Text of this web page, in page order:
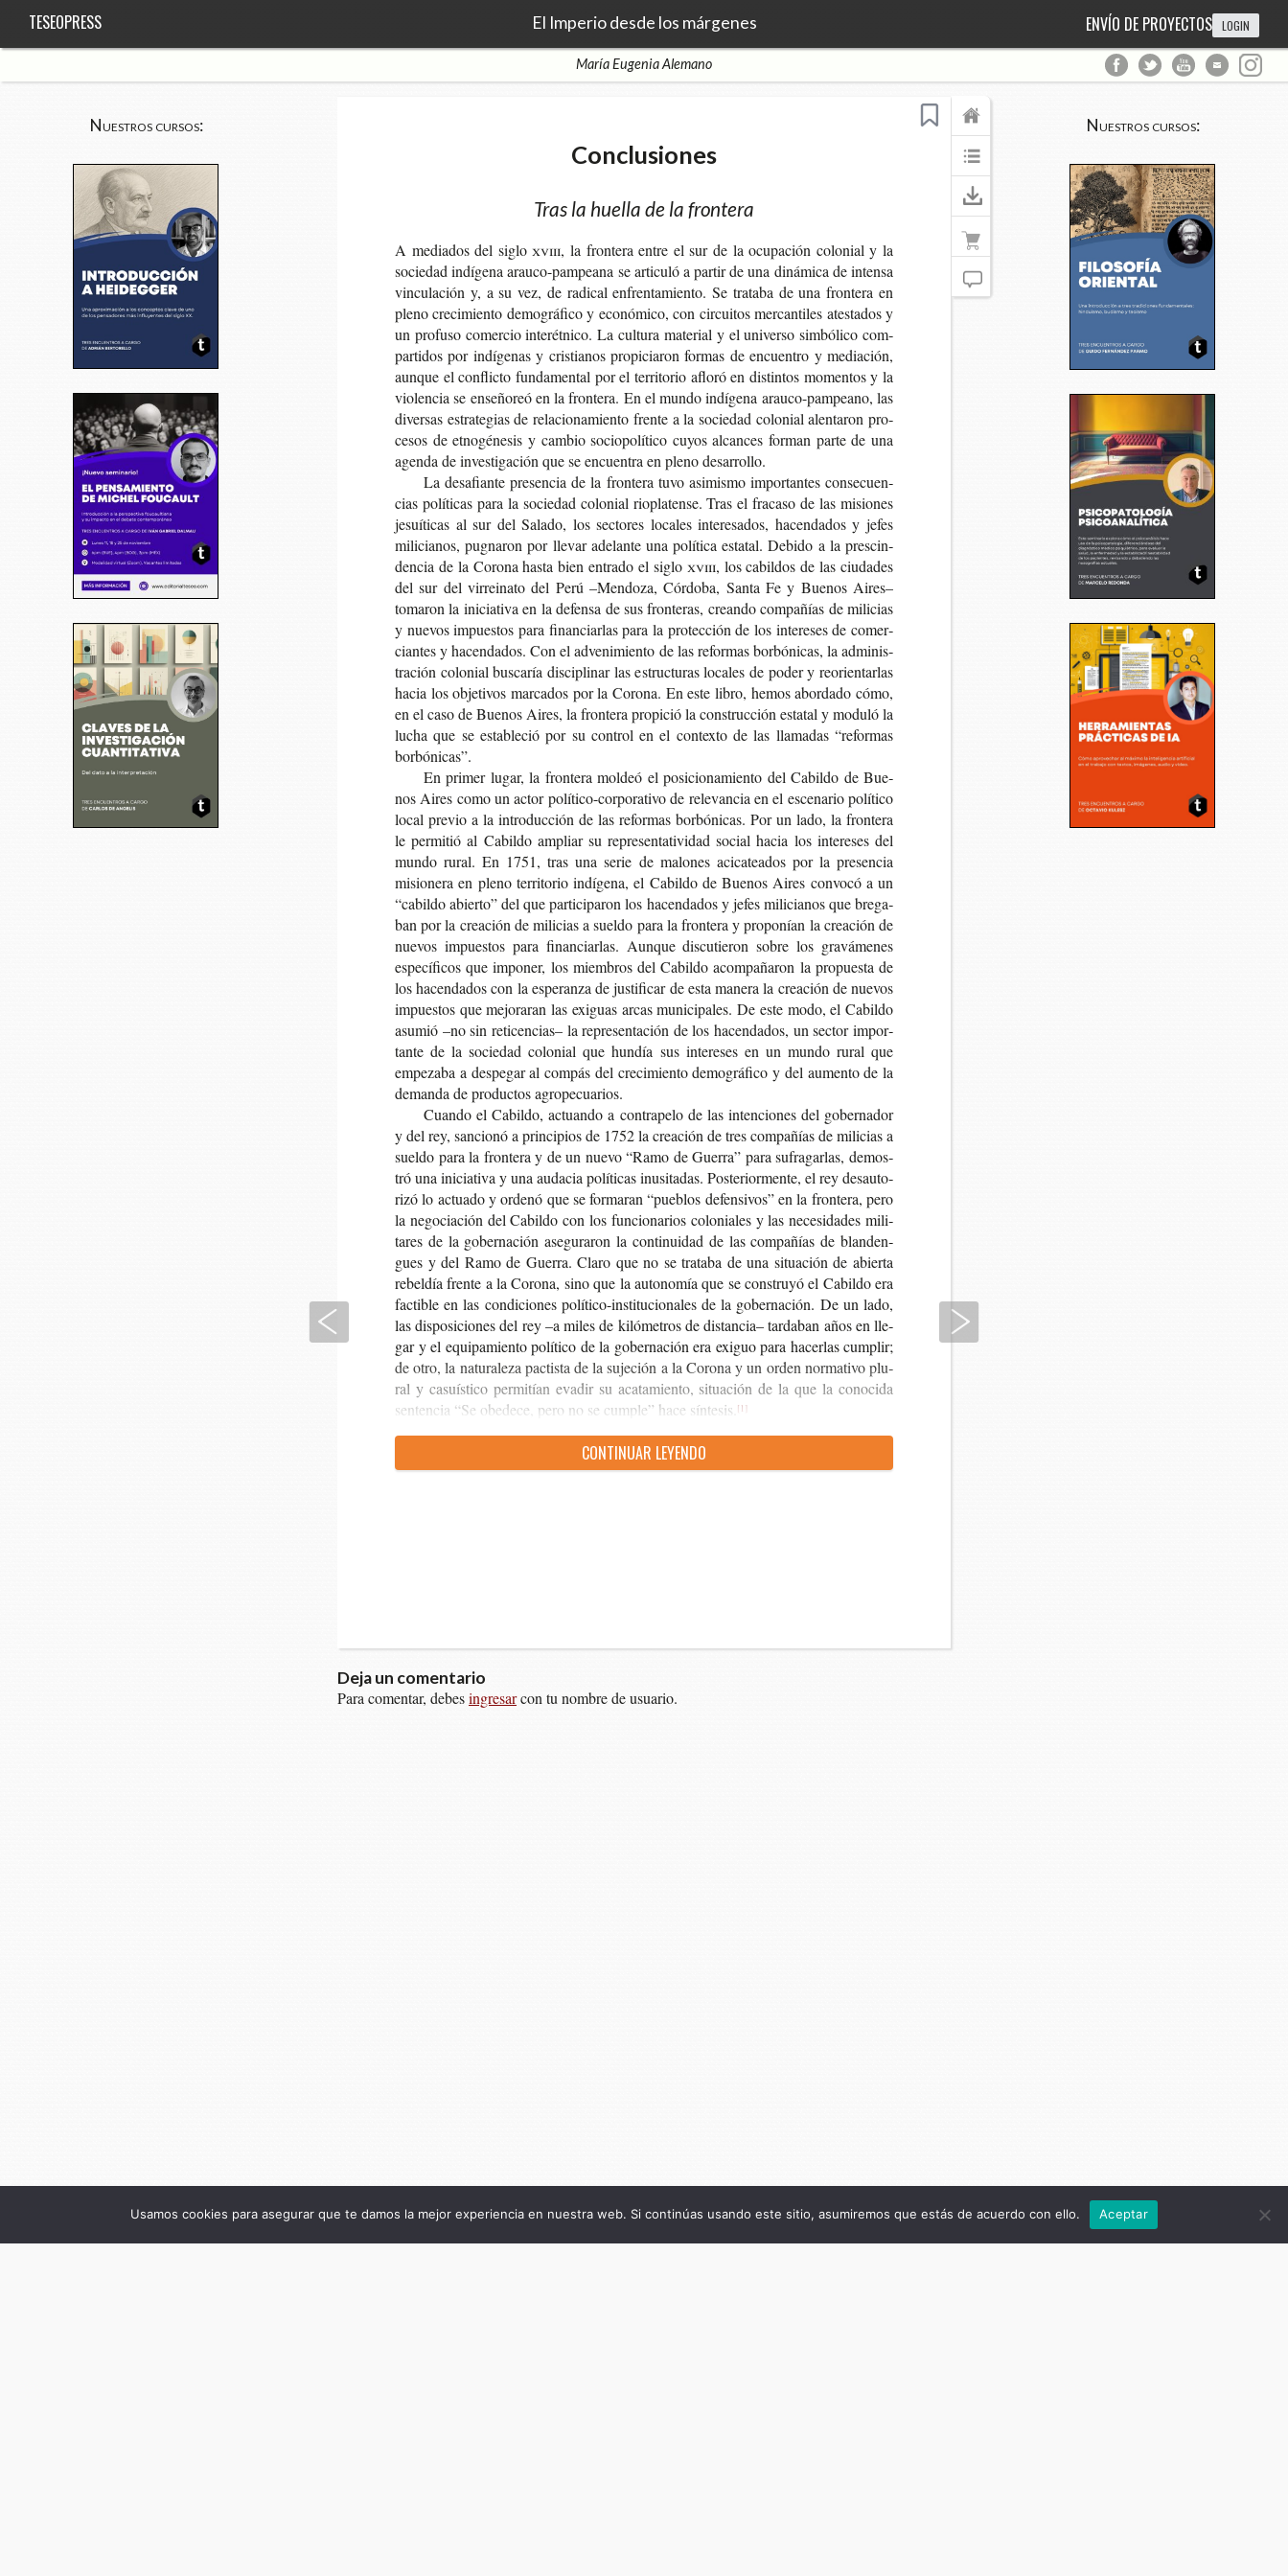
El Imperio desde los márgenes
TESEOPRESS ENVÍO DE PROYECTOS LOGIN
María Eugenia Alemano
Nuestros cursos: Nuestros cursos:
Conclusiones
Anterior
Tras la huella de la frontera
A media­dos del sigloxviii, la fron­te­ra entre el sur de la ocu­pa­ción colo­nial y la
socie­dad indí­ge­na arauco-​pampeana se arti­cu­ló a par­tir de una diná­mi­ca de inten­sa
vin­cu­la­ción y, a su vez, de radi­cal enfren­ta­mien­to. Se tra­ta­ba de una fron­te­ra en
pleno cre­ci­mien­to demo­grá­fi­co y eco­nó­mi­co, con cir­cui­tos mer­can­ti­les ates­ta­dos y
un pro­fu­so comer­cio inter­ét­ni­co. La cul­tu­ra mate­rial y el uni­ver­so sim­bó­li­co com­
par­ti­dos por indí­ge­nas y cris­tia­nos pro­pi­cia­ron for­mas de encuen­tro y media­ción,
aun­que el con­flic­to fun­da­men­tal por el terri­to­rio aflo­ró en dis­tin­tos momen­tos y la
vio­len­cia se ense­ño­reó en la fron­te­ra. En el mundo indí­ge­na arauco-​pampeano, las
diver­sas estra­te­gias de rela­cio­na­mien­to fren­te a la socie­dad colo­nial alen­ta­ron pro­
ce­sos de etno­gé­ne­sis y cam­bio socio­po­lí­ti­co cuyos alcan­ces for­man parte de una
agen­da de inves­ti­ga­ción que se encuen­tra en pleno desarrollo.
La desa­fian­te pre­sen­cia de la fron­te­ra tuvo asi­mis­mo impor­tan­tes con­se­cuen­
cias polí­ti­cas para la socie­dad colo­nial rio­pla­ten­se. Tras el fra­ca­so de las misio­nes
jesuí­ti­cas al sur del Sala­do, los sec­to­res loca­les intere­sa­dos, hacen­da­dos y jefes
mili­cia­nos, pug­na­ron por lle­var ade­lan­te una polí­ti­ca esta­tal. Debi­do a la pres­cin­
den­cia de la Coro­na hasta bien entra­do el siglo xviii, los cabil­dos de las ciu­da­des
del sur del virrei­na­to del Perú –Men­do­za, Cór­do­ba, Santa Fe y Bue­nos Aires–
toma­ron la ini­cia­ti­va en la defen­sa de sus fron­te­ras, crean­do com­pa­ñías de mili­cias
y nue­vos impues­tos para finan­ciar­las para la pro­tec­ción de los intere­ses de comer­
cian­tes y hacen­da­dos. Con el adve­ni­mien­to de las refor­mas bor­bó­ni­cas, la admi­nis­
tra­ción colo­nial bus­ca­ría dis­ci­pli­nar las estruc­tu­ras loca­les de poder y reorien­tar­las
hacia los obje­ti­vos mar­ca­dos por la Coro­na. En este libro, hemos abor­da­do cómo,
en el caso de Bue­nos Aires, la fron­te­ra pro­pi­ció la cons­truc­ción esta­tal y modu­ló la
lucha que se esta­ble­ció por su con­trol en el con­tex­to de las lla­ma­das “refor­mas
borbónicas”.
En pri­mer lugar, la fron­te­ra mol­deó el posi­cio­na­mien­to del Cabil­do de Bue­
nos Aires como un actor político-​corporativo de rele­van­cia en el esce­na­rio polí­ti­co
local pre­vio a la intro­duc­ción de las refor­mas bor­bó­ni­cas. Por un lado, la fron­te­ra
le per­mi­tió al Cabil­do ampliar su repre­sen­ta­ti­vi­dad social hacia los intere­ses del
mundo rural. En 1751, tras una serie de malo­nes aci­ca­tea­dos por la pre­sen­cia
misio­ne­ra en pleno terri­to­rio indí­ge­na, el Cabil­do de Bue­nos Aires con­vo­có a un
“cabil­do abier­to” del que par­ti­ci­pa­ron los hacen­da­dos y jefes mili­cia­nos que bre­ga­
ban por la crea­ción de mili­cias a suel­do para la fron­te­ra y pro­po­nían la crea­ción de
nue­vos impues­tos para finan­ciar­las. Aun­que dis­cu­tie­ron sobre los gra­vá­me­nes
espe­cí­fi­cos que impo­ner, los miem­bros del Cabil­do acom­pa­ña­ron la pro­pues­ta de
los hacen­da­dos con la espe­ran­za de jus­ti­fi­car de esta mane­ra la crea­ción de nue­vos
impues­tos que mejo­ra­ran las exi­guas arcas muni­ci­pa­les. De este modo, el Cabil­do
asu­mió –no sin reti­cen­cias– la repre­sen­ta­ción de los hacen­da­dos, un sec­tor impor­
tan­te de la socie­dad colo­nial que hun­día sus intere­ses en un mundo rural que
empe­za­ba a des­pe­gar al com­pás del cre­ci­mien­to demo­grá­fi­co y del aumen­to de la
deman­da de pro­duc­tos agropecuarios.
Cuan­do el Cabil­do, actuan­do a con­tra­pe­lo de las inten­cio­nes del gober­na­dor
y del rey, san­cio­nó a prin­ci­pios de 1752 la crea­ción de tres com­pa­ñías de mili­cias a
suel­do para la fron­te­ra y de un nuevo “Ramo de Gue­rra” para sufra­gar­las, demos­
tró una ini­cia­ti­va y una auda­cia polí­ti­cas inusi­ta­das. Pos­te­rior­men­te, el rey des­au­to­
ri­zó lo actua­do y orde­nó que se for­ma­ran “pue­blos defen­si­vos” en la fron­te­ra, pero
la nego­cia­ción del Cabil­do con los fun­cio­na­rios colo­nia­les y las nece­si­da­des mili­
ta­res de la gober­na­ción ase­gu­ra­ron la con­ti­nui­dad de las com­pa­ñías de blan­den­
gues y del Ramo de Gue­rra. Claro que no se tra­ta­ba de una situa­ción de abier­ta
rebel­día fren­te a la Coro­na, sino que la auto­no­mía que se cons­tru­yó el Cabil­do era
fac­ti­ble en las con­di­cio­nes político-​institucionales de la gober­na­ción. De un lado,
las dis­po­si­cio­nes del rey –a miles de kiló­me­tros de dis­tan­cia– tar­da­ban años en lle­
gar y el equi­pa­mien­to polí­ti­co de la gober­na­ción era exi­guo para hacer­las cum­plir;
de otro, la natu­ra­le­za pac­tis­ta de la suje­ción a la Coro­na y un orden nor­ma­ti­vo plu­
ral y casuís­ti­co per­mi­tían eva­dir su aca­ta­mien­to, situa­ción de la que la cono­ci­da
sen­ten­cia “Se obe­de­ce, pero no se cum­ple” hace síntesis. [1]
CON­TI­NUAR LEYENDO
Deja un comentario
Para comentar, debesingresarcon tu nombre de usuario.
Usamos cookies para asegurar que te damos la mejor experiencia en nuestra web. Si continúas usando este sitio, asumiremos que estás de acuerdo con ello. Aceptar